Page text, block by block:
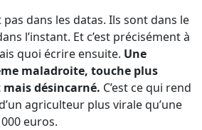
dans les datas. Ils sont dans le
l’instant. Et c’est précisément à
quoi écrire ensuite. Une
maladroite, touche plus
désincarné. C’est ce qui rend
agriculteur plus virale qu’une
euros.